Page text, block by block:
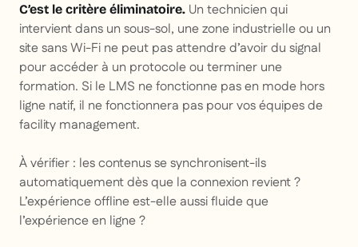
C’est le critère éliminatoire. Un technicien qui
intervient dans un sous-sol, une zone industrielle ou un
site sans Wi-Fi ne peut pas attendre d’avoir du signal
pour accéder à un protocole ou terminer une
formation. Si le LMS ne fonctionne pas en mode hors
ligne natif, il ne fonctionnera pas pour vos équipes de
facility management.
À vérifier : les contenus se synchronisent-ils
automatiquement dès que la connexion revient ?
L’expérience offline est-elle aussi fluide que
l’expérience en ligne ?